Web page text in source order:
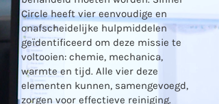
Circle heeft vier eenvoudige en
onafscheidelijke hulpmiddelen
geïdentificeerd om deze missie te
voltooien: chemie, mechanica,
warmte en tijd. Alle vier deze
elementen kunnen, samengevoegd,
zorgen voor effectieve reiniging.